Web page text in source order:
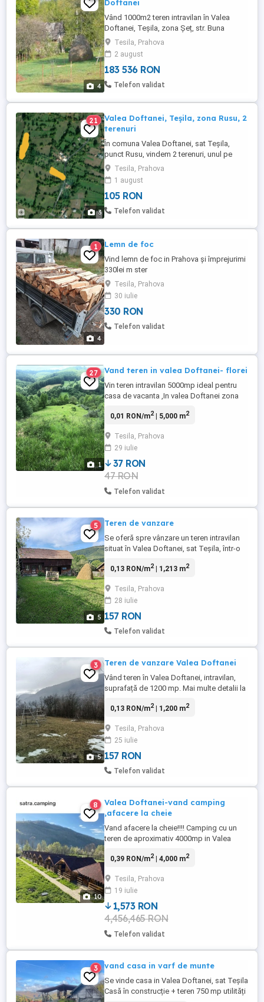
4
Doftanei
Vând 1000m2 teren intravilan în Valea
Doftanei, Teșila, zona Șeț, str. Buna
Vestire. Terenul are o panoramă frumoasă
asupra localității și foarte potrivit pentru o
casă de vacanță.La marginea proprietății
se află un stâlp de alimentare cu energie
electrică,rețeaua de apă potabilă este la
Tesila, Prahova
2 august
183 536 RON
Telefon validat
3
21
Valea Doftanei, Teșila, zona Rusu, 2
terenuri
În comuna Valea Doftanei, sat Teșila,
punct Rusu, vindem 2 terenuri, unul pe
Aleea Brădet de 2900 mp, situat la circa 1
km de strada principală Calea Doftanei și
altul de 3000 mp, situat mai sus, are ieșire
hotar cu izlazul și e aproape de strada
Bradului. Ideal pentru cine iubește liniștea
Tesila, Prahova
1 august
105 RON
Telefon validat
4
1 Lemn de foc
Vind lemn de foc in Prahova și împrejurimi
330lei m ster
Tesila, Prahova
30 iulie
330 RON
Telefon validat
1
27 Vand teren in valea Doftanei- florei
Vin teren intravilan 5000mp ideal pentru
casa de vacanta ,In valea Doftanei zona
in apropiere preț 7 eur Pretabil pentru
puțin de 100m se construiește un resort ,
și alte construcții
0,01 RON/m2| 5,000 m2
Tesila, Prahova
29 iulie
37 RON
47 RON
Telefon validat
5
5 Teren de vanzare
Se oferă spre vânzare un teren intravilan
situat în Valea Doftanei, sat Teșila, într-o
sale deosebite. Terenul are o suprafață de
pentru construirea unei case, a unei
cabane de vacanță sau pentru o investiție
pe termen ...
0,13 RON/m2| 1,213 m2
Tesila, Prahova
28 iulie
157 RON
Telefon validat
5
3 Teren de vanzare Valea Doftanei
Vând teren în Valea Doftanei, intravilan,
suprafață de 1200 mp. Mai multe detalii la
0,13 RON/m2| 1,200 m2
Tesila, Prahova
25 iulie
157 RON
Telefon validat
10
8
Valea Doftanei-vand camping
,afacere la cheie
Vand afacere la cheie!!!! Camping cu un
teren de aproximativ 4000mp in Valea
strada din zona! Pretul terenului este de
imobile generoase P+1( 200 mp + 160
mp+120 mp ) , sala de petrecere 150 mp
și 10 casute(28 mp fiecare) ...
0,39 RON/m2| 4,000 m2
Tesila, Prahova
19 iulie
1,573 RON
4,456,465 RON
Telefon validat
3 vand casa in varf de munte
Se vinde casa in Valea Doftanei, sat Teșila
Casă în construcție + teren 750 mp utilități